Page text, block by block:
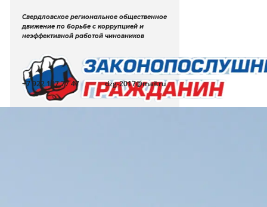
dzg-2017@mail.ru
Свердловское региональное общественное
движение по борьбе с коррупцией и
неэффективной работой чиновников
+7 922 107 77 47